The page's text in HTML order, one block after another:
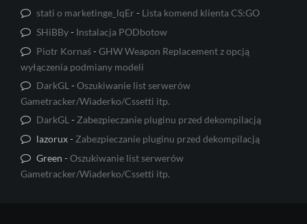
stati o marketinge_lqEr - Lista komend klienta CS:GO
SHiBBy- Instalacja PODbotow
Piotr Kornaś-GHW Weapon Replacement z opcją
wyłączenia podmiany modeli
DarkGL -Oszukiwanie list serwerów
Gametracker/Wiaderko/Cssetti itp.
DarkGL - Zabezpieczanie pluginu przed dekompilacją
lazorux- Zabezpieczanie pluginu przed dekompilacją
Green -Oszukiwanie list serwerów
Gametracker/Wiaderko/Cssetti itp.